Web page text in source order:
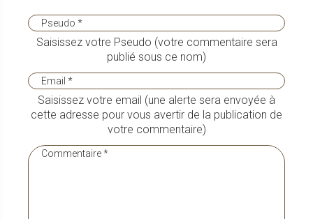
Saisissez votre Pseudo (votre commentaire sera
publié sous ce nom)
Saisissez votre email (une alerte sera envoyée à
cette adresse pour vous avertir de la publication de
votre commentaire)